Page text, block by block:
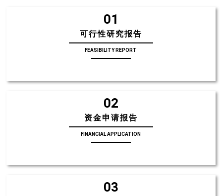
01
可行性研究报告
FEASIBILITY REPORT
02
资金申请报告
FINANCIAL APPLICATION
03